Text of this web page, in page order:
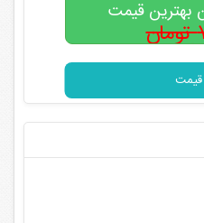
بهترین قیمت
تومان
قیمت